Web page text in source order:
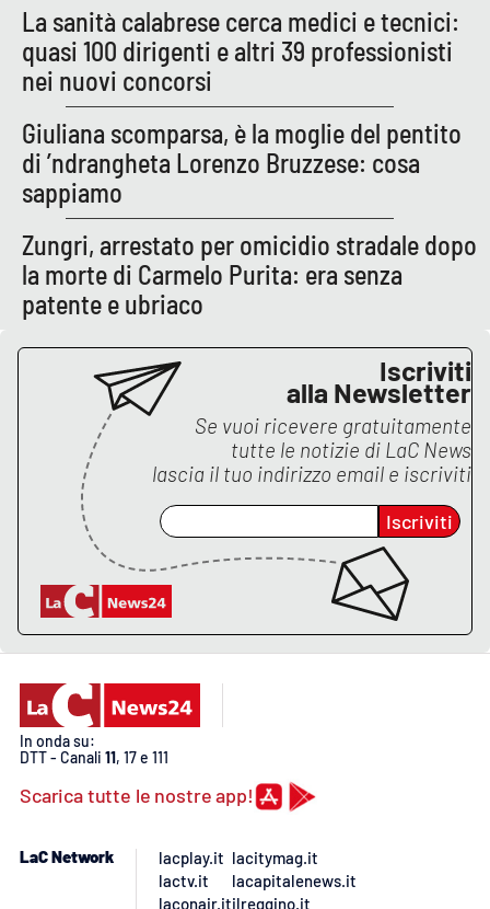
LOCALI
Catanzaro
Vibo Valentia
Cosenza
PROGETTI
SPECIALI
Buona Sanità Calabria
CALABRIAVISIONE
Destinazioni
Food
LAC
NETWORK
La sanità calabrese cerca medici e tecnici:
quasi 100 dirigenti e altri 39 professionisti
nei nuovi concorsi
Giuliana scomparsa, è la moglie del pentito
di ’ndrangheta Lorenzo Bruzzese: cosa
sappiamo
Zungri, arrestato per omicidio stradale dopo
la morte di Carmelo Purita: era senza
patente e ubriaco
Iscriviti
alla Newsletter
Se vuoi ricevere gratuitamente
tutte le notizie di LaC News
lascia il tuo indirizzo email e iscriviti
Iscriviti
In onda su:
DTT - Canali 11, 17 e 111
Scarica tutte le nostre app!
LaC Network
lacplay.it
lactv.it
laconair.it
lacitymag.it
lacapitalenews.it
ilreggino.it